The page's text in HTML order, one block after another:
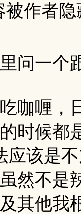
作者
问一
咖喱，
时候都
应该是
然不是
其他我